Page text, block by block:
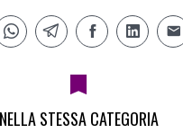
NELLA STESSA CATEGORIA